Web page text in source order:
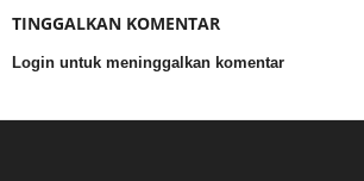
TINGGALKAN KOMENTAR
Login untuk meninggalkan komentar